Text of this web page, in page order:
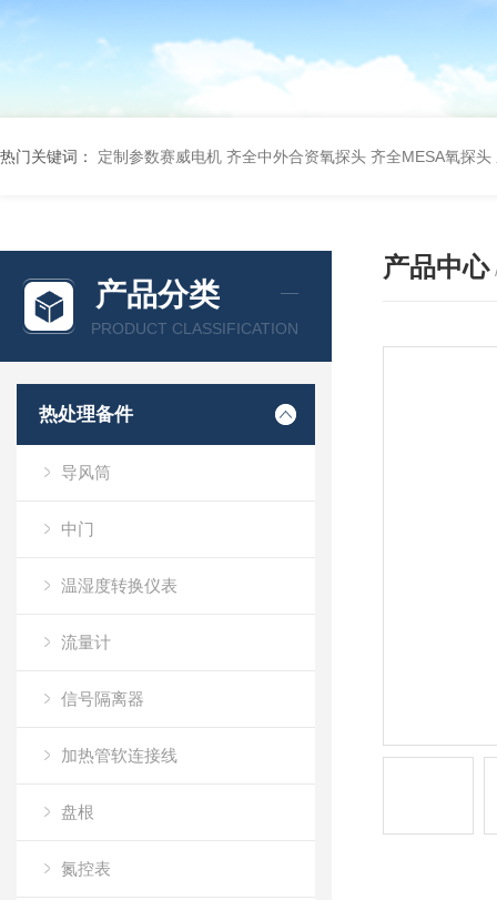
热门关键词： 定制参数赛威电机 齐全中外合资氧探头 齐全MESA氧探头
产品分类
PRODUCT CLASSIFICATION
热处理备件
导风筒
中门
温湿度转换仪表
流量计
信号隔离器
加热管软连接线
盘根
氮控表
产品中心